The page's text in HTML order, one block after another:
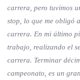
carrera, pero tuvimos
stop, lo que me obligó
carrera. En mi último
trabajo, realizando el
carrera. Terminar
campeonato, es un